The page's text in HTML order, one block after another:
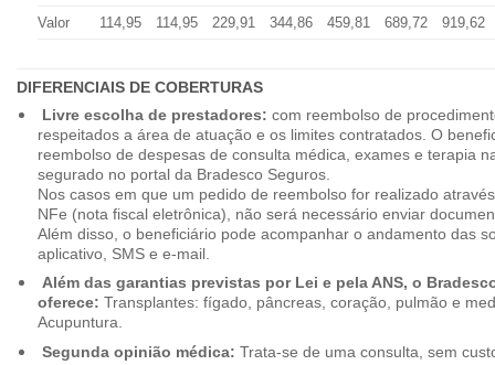
Valor
114,95 114,95 229,91 344,86 459,81 689,72 919,62
DIFERENCIAIS DE COBERTURAS
Livre escolha de prestadores: com reembolso de
respeitados a área de atuação e os limites contratados. O
reembolso de despesas de consulta médica, exames e terapia
segurado no portal da Bradesco Seguros.
Nos casos em que um pedido de reembolso for realizado
NFe (nota fiscal eletrônica), não será necessário enviar
Além disso, o beneficiário pode acompanhar o andamento das
aplicativo, SMS e e-mail.
Além das garantias previstas por Lei e pela ANS, o
oferece: Transplantes: fígado, pâncreas, coração, pulmão e
Acupuntura.
Segunda opinião médica: Trata-se de uma consulta, sem